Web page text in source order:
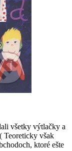
všetky výtlačky a
Teoreticky však
ktoré ešte